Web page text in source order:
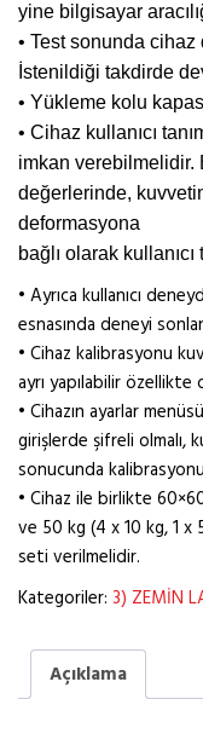
yine bilgisayar
• Test sonunda
İstenildiği takdirde
• Yükleme kolu
• Cihaz kullanıcı
imkan verebilmelidir.
değerlerinde,
deformasyona
bağlı olarak
• Ayrıca kullanıcı
esnasında deneyi
• Cihaz kalibrasyonu
ayrı yapılabilir özellikte
• Cihazın ayarlar
girişlerde şifreli olmalı,
sonucunda
• Cihaz ile birlikte
ve 50 kg (4 x 10 kg, 1 x
seti verilmelidir.
Kategoriler: 3) ZEMİN
Açıklama